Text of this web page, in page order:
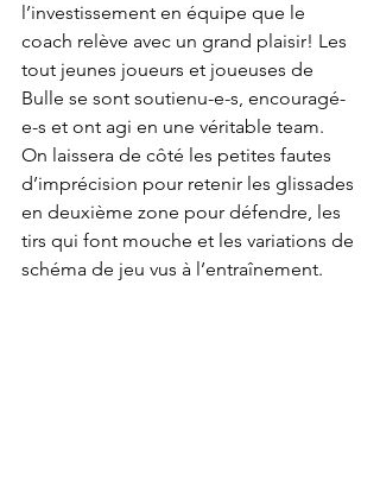
l’investissement en équipe que le
coach relève avec un grand plaisir! Les
tout jeunes joueurs et joueuses de
Bulle se sont soutienu-e-s, encouragé-
e-s et ont agi en une véritable team.
On laissera de côté les petites fautes
d’imprécision pour retenir les glissades
en deuxième zone pour défendre, les
tirs qui font mouche et les variations de
schéma de jeu vus à l’entraînement.